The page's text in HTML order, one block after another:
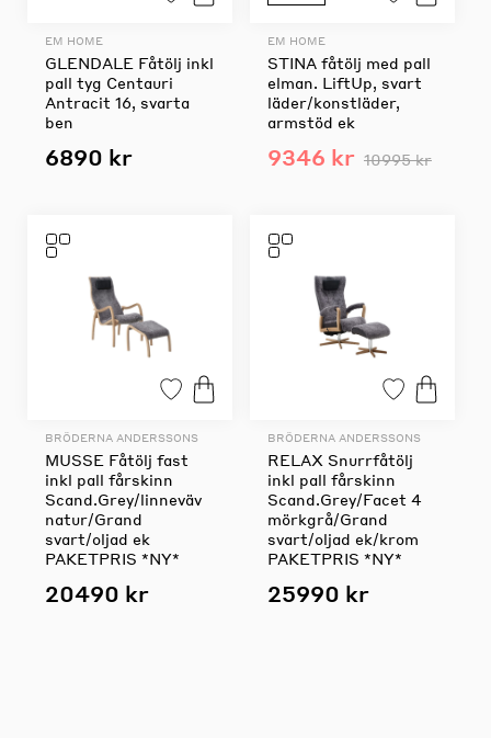
EM HOME
GLENDALE Fåtölj inkl
pall tyg Centauri
Antracit 16, svarta
ben
6890 kr
EM HOME
STINA fåtölj med pall
elman. LiftUp, svart
läder/konstläder,
armstöd ek
9346 kr 10995 kr
BRÖDERNA ANDERSSONS
MUSSE Fåtölj fast
inkl pall fårskinn
Scand.Grey/linneväv
natur/Grand
svart/oljad ek
PAKETPRIS *NY*
20490 kr
BRÖDERNA ANDERSSONS
RELAX Snurrfåtölj
inkl pall fårskinn
Scand.Grey/Facet 4
mörkgrå/Grand
svart/oljad ek/krom
PAKETPRIS *NY*
25990 kr